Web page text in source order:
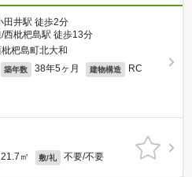
田井駅 徒歩2分
西枇杷島駅 徒歩13分
杷島町北大和
築年数 38年5ヶ月 建物構造 RC
21.7㎡ 敷/礼 不要/不要